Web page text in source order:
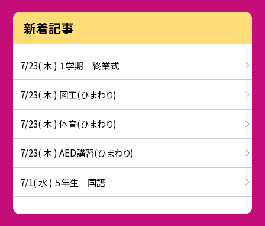
新着記事
7/23( 木 ) １学期 終業式
7/23( 木 ) 図工(ひまわり)
7/23( 木 ) 体育(ひまわり)
7/23( 木 ) AED講習(ひまわり)
7/1( 水 ) ５年生 国語